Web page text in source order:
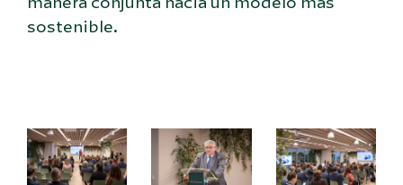
sostenible.